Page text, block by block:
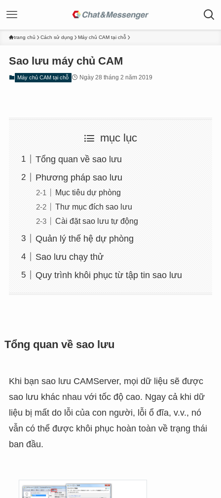
trang chủ Cách sử dụng Máy chủ CAM tại chỗ
Sao lưu máy chủ CAM
Máy chủ CAM tại chỗ Ngày 28 tháng 2 năm 2019
mục lục
Tổng quan về sao lưu
Phương pháp sao lưu
Mục tiêu dự phòng
Thư mục đích sao lưu
Cài đặt sao lưu tự động
Quản lý thế hệ dự phòng
Sao lưu chạy thử
Quy trình khôi phục từ tập tin sao lưu
Tổng quan về sao lưu
Khi bạn sao lưu CAMServer, mọi dữ liệu sẽ được
sao lưu khác nhau với tốc độ cao. Ngay cả khi dữ
liệu bị mất do lỗi của con người, lỗi ổ đĩa, v.v., nó
vẫn có thể được khôi phục hoàn toàn về trạng thái
ban đầu.